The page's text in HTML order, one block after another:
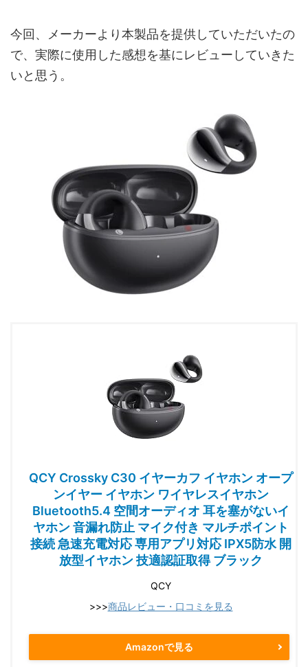
今回、メーカーより本製品を提供していただいたの
で、実際に使用した感想を基にレビューしていきた
いと思う。
QCY Crossky C30 イヤーカフ イヤホン オープ
ンイヤー イヤホン ワイヤレスイヤホン
Bluetooth5.4 空間オーディオ 耳を塞がないイ
ヤホン 音漏れ防止 マイク付き マルチポイント
接続 急速充電対応 専用アプリ対応 IPX5防水 開
放型イヤホン 技適認証取得 ブラック
QCY
>>>商品レビュー・口コミを見る
Amazonで見る